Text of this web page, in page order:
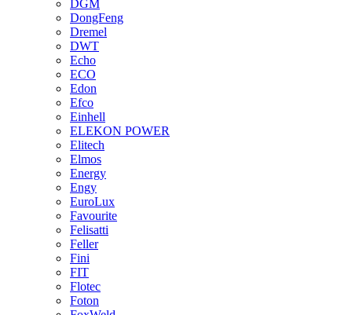
DGM
DongFeng
Dremel
DWT
Echo
ECO
Edon
Efco
Einhell
ELEKON POWER
Elitech
Elmos
Energy
Engy
EuroLux
Favourite
Felisatti
Feller
Fini
FIT
Flotec
Foton